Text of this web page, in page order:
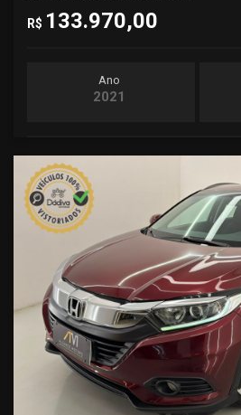
R$ 133.970,00
Ano
2021